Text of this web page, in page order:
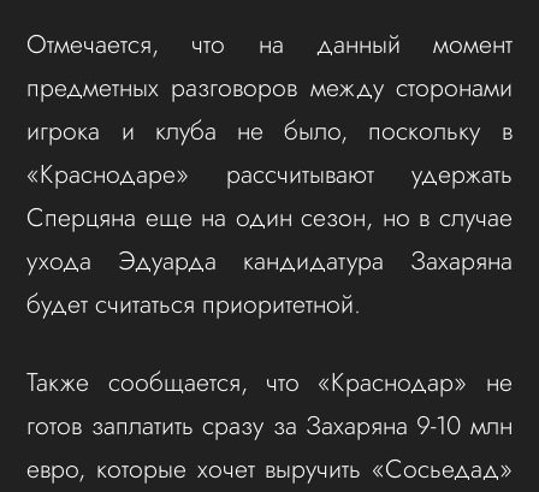
Отмечается, что на данный момент
предметных разговоров между сторонами
игрока и клуба не было, поскольку в
«Краснодаре» рассчитывают удержать
Сперцяна еще на один сезон, но в случае
ухода Эдуарда кандидатура Захаряна
будет считаться приоритетной.
Также сообщается, что «Краснодар» не
готов заплатить сразу за Захаряна 9-10 млн
евро, которые хочет выручить «Сосьедад»